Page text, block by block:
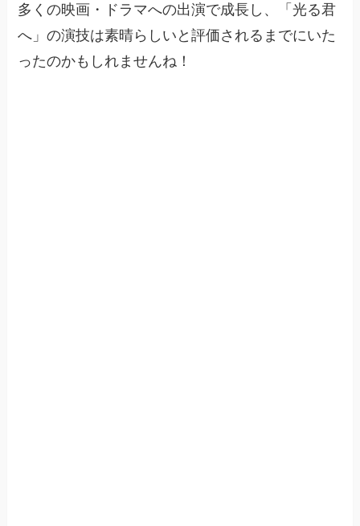
多くの映画・ドラマへの出演で成長し、「光る君
へ」の演技は素晴らしいと評価されるまでにいた
ったのかもしれませんね！